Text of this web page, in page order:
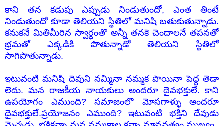
కాని తన కడుపు ఎప్పుడు నిండుతుందో, ఎంత తింటే
నిండుతుందో కూడా తెలియని స్థితిలో మనిషి బతుకుతున్నాడు.
కనుకనే మితిమీరిన స్వార్ధంతొ అన్నీ తనకె చెందాలనే తపనతో
భ్రమతో ఎక్కడికి పొతున్నాడో తెలియని స్థితిలో
సాగిపొతున్నాడు.
ఇటువంటి మనిషి దెవుని నమ్మినా నమ్మక పొయినా పెద్ద తెడా
లెదు. మన రాజకీయ నాయకులు అందరూ దైవభక్తులే. కాని
ఉపయోగం ఎముంది? సమాజంలొ మోసగాళ్ళు అందరూ
దైవభక్తులే.ప్రయోజనం ఎముంది? ఇటువంటి భక్తిని దేవుడు